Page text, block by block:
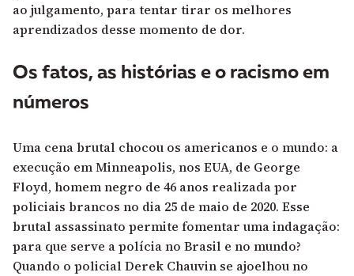
ao julgamento, para tentar tirar os melhores
aprendizados desse momento de dor.
Os fatos, as histórias e o racismo em
números
Uma cena brutal chocou os americanos e o mundo: a
execução em Minneapolis, nos EUA, de George
Floyd, homem negro de 46 anos realizada por
policiais brancos no dia 25 de maio de 2020. Esse
brutal assassinato permite fomentar uma indagação:
para que serve a polícia no Brasil e no mundo?
Quando o policial Derek Chauvin se ajoelhou no